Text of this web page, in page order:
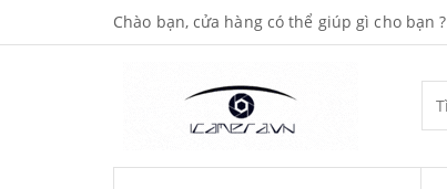
Chào bạn, cửa hàng có thể giúp gì cho bạn ?